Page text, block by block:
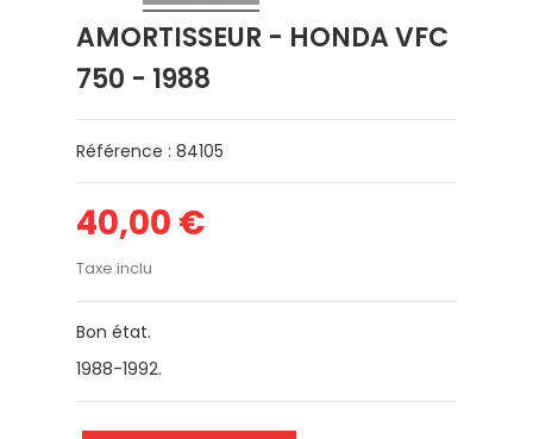
AMORTISSEUR - HONDA VFC
750 - 1988
Référence : 84105
40,00 €
Taxe inclu
Bon état.
1988-1992.